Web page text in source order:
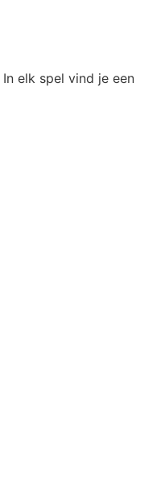
elk spel vind je een